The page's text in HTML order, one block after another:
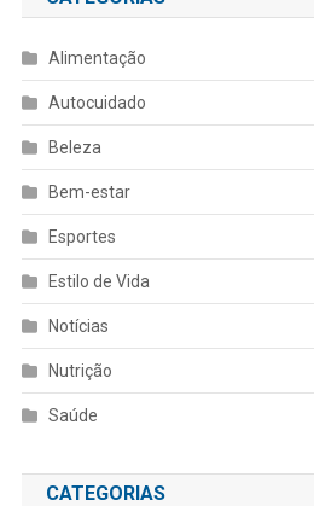
Alimentação
Autocuidado
Beleza
Bem-estar
Esportes
Estilo de Vida
Notícias
Nutrição
Saúde
CATEGORIAS